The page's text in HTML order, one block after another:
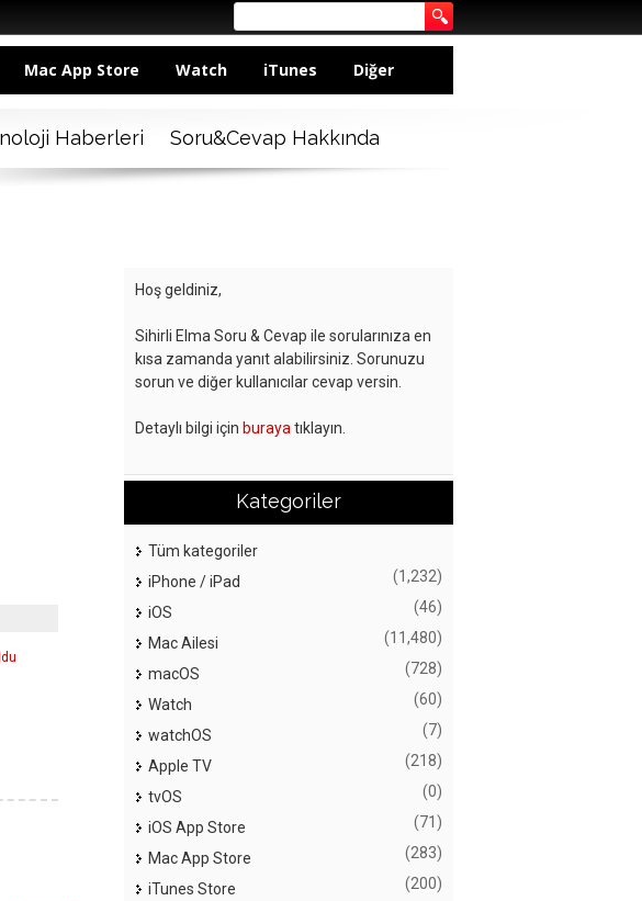
Mac App Store Watch iTunes Diğer
Haberleri Soru&Cevap Hakkında
Hoş geldiniz,
Sihirli Elma Soru & Cevap ile sorularınıza en
kısa zamanda yanıt alabilirsiniz. Sorunuzu
sorun ve diğer kullanıcılar cevap versin.
Detaylı bilgi için buraya tıklayın.
Kategoriler
Tüm kategoriler
iPhone / iPad
(1,232)
iOS (46)
Mac Ailesi (11,480)
macOS (728)
Watch (60)
watchOS (7)
Apple TV (218)
tvOS (0)
iOS App Store (71)
Mac App Store (283)
iTunes Store (200)